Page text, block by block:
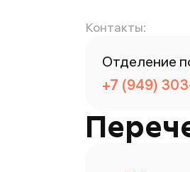
Контакты:
Отделение
+7 (949)